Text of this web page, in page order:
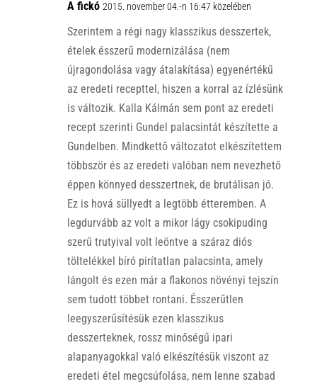
A fickó 2015. november 04.-n 16:47 közelében
Szerintem a régi nagy klasszikus desszertek,
ételek ésszerű modernizálása (nem
újragondolása vagy átalakítása) egyenértékű
az eredeti recepttel, hiszen a korral az ízlésünk
is változik. Kalla Kálmán sem pont az eredeti
recept szerinti Gundel palacsintát készítette a
Gundelben. Mindkettő változatot elkészítettem
többször és az eredeti valóban nem nevezhető
éppen könnyed desszertnek, de brutálisan jó.
Ez is hová süllyedt a legtöbb étteremben. A
legdurvább az volt a mikor lágy csokipuding
szerű trutyival volt leöntve a száraz diós
töltelékkel bíró pirítatlan palacsinta, amely
lángolt és ezen már a flakonos növényi tejszín
sem tudott többet rontani. Ésszerűtlen
leegyszerűsítésük ezen klasszikus
desszerteknek, rossz minőségű ipari
alapanyagokkal való elkészítésük viszont az
eredeti étel megcsúfolása, nem lenne szabad